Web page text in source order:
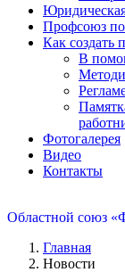
Профсоюз
Как создать
В
Фотогалерея
Видео
Контакты
Областной союз
Главная
Новости